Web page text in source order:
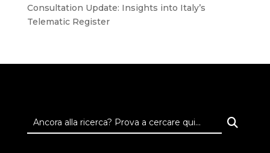
Consultation Update: Insights into Italy’s
Telematic Register